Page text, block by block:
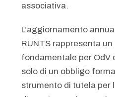
associativa.
L’aggiornamento
RUNTS rappresenta
fondamentale per OdV
solo di un obbligo
strumento di tutela per